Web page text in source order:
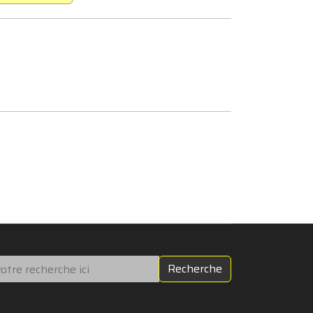
Recherche